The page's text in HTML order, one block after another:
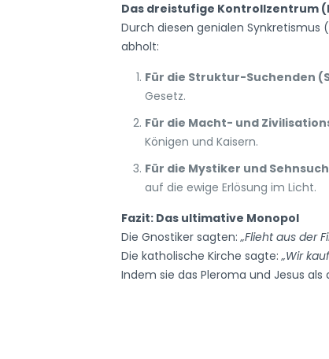
Das dreistufige Kontrollzentrum
Durch diesen genialen
abholt:
Für die Struktur-Suchenden
Gesetz.
Für die Macht- und
Königen und Kaisern.
Für die Mystiker und
auf die ewige Erlösung im Licht.
Fazit: Das ultimative Monopol
Die Gnostiker sagten:„Flieht aus der
Die katholische Kirche sagte:„Wir
Indem sie das Pleroma und Jesus